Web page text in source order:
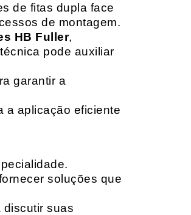
de fitas dupla face
de montagem.
HB Fuller,
pode auxiliar
garantir a
a aplicação eficiente
soluções que
discutir suas